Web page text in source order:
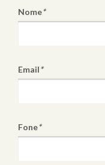
Nome*
Email*
Fone*